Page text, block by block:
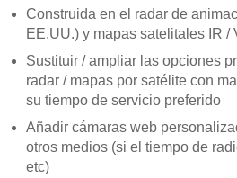
Construida en el radar de
EE.UU.) y mapas satelitales IR /
Sustituir / ampliar las opciones
radar / mapas por satélite con
su tiempo de servicio preferido
Añadir cámaras web
otros medios (si el tiempo de
etc)